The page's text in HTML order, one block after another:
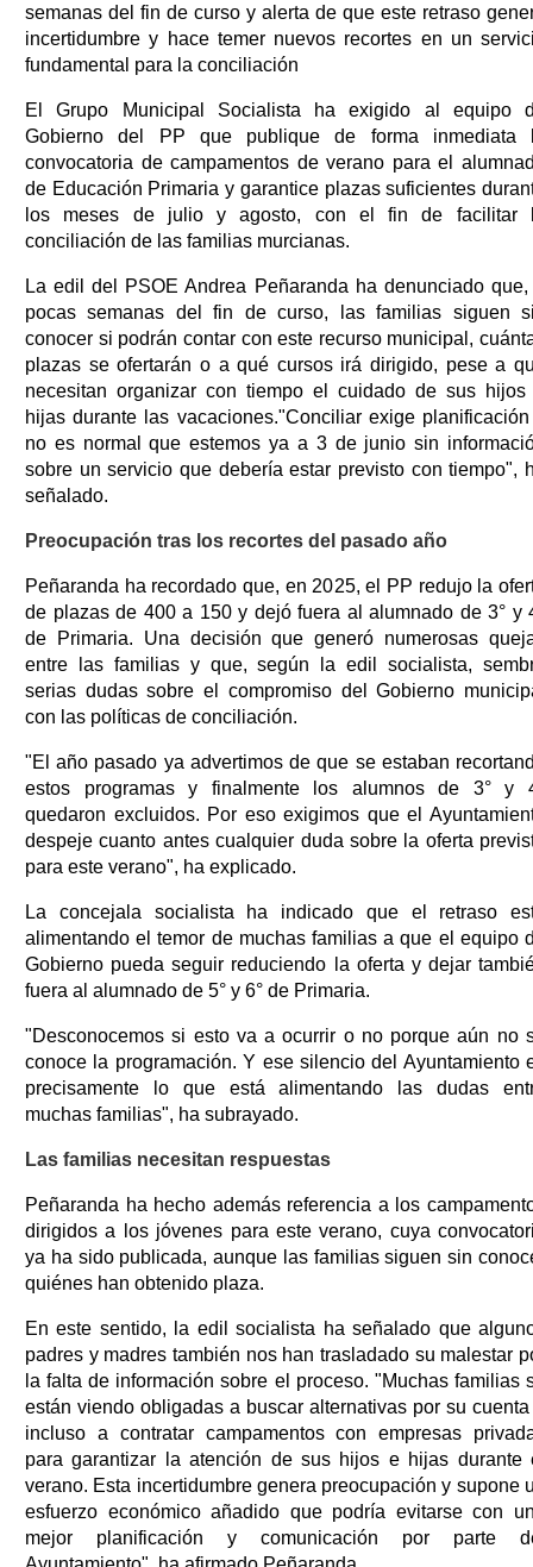
semanas del fin de curso y alerta de que este retraso
incertidumbre y hace temer nuevos recortes en un
fundamental para la conciliación
El Grupo Municipal Socialista ha exigido al equipo
Gobierno del PP que publique de forma inmediata
convocatoria de campamentos de verano para el
de Educación Primaria y garantice plazas suficientes
los meses de julio y agosto, con el fin de facilitar
conciliación de las familias murcianas.
La edil del PSOE Andrea Peñaranda ha denunciado que,
pocas semanas del fin de curso, las familias siguen
conocer si podrán contar con este recurso municipal,
plazas se ofertarán o a qué cursos irá dirigido, pese a
necesitan organizar con tiempo el cuidado de sus hijos
hijas durante las vacaciones."Conciliar exige
no es normal que estemos ya a 3 de junio sin
sobre un servicio que debería estar previsto con tiempo",
señalado.
Preocupación tras los recortes del pasado año
Peñaranda ha recordado que, en 2025, el PP redujo la
de plazas de 400 a 150 y dejó fuera al alumnado de 3° y
de Primaria. Una decisión que generó numerosas
entre las familias y que, según la edil socialista,
serias dudas sobre el compromiso del Gobierno
con las políticas de conciliación.
"El año pasado ya advertimos de que se estaban
estos programas y finalmente los alumnos de 3° y
quedaron excluidos. Por eso exigimos que el
despeje cuanto antes cualquier duda sobre la oferta
para este verano", ha explicado.
La concejala socialista ha indicado que el retraso
alimentando el temor de muchas familias a que el equipo
Gobierno pueda seguir reduciendo la oferta y dejar
fuera al alumnado de 5° y 6° de Primaria.
"Desconocemos si esto va a ocurrir o no porque aún no
conoce la programación. Y ese silencio del Ayuntamiento
precisamente lo que está alimentando las dudas
muchas familias", ha subrayado.
Las familias necesitan respuestas
Peñaranda ha hecho además referencia a los
dirigidos a los jóvenes para este verano, cuya
ya ha sido publicada, aunque las familias siguen sin
quiénes han obtenido plaza.
En este sentido, la edil socialista ha señalado que
padres y madres también nos han trasladado su malestar
la falta de información sobre el proceso. "Muchas familias
están viendo obligadas a buscar alternativas por su
incluso a contratar campamentos con empresas
para garantizar la atención de sus hijos e hijas durante
verano. Esta incertidumbre genera preocupación y supone
esfuerzo económico añadido que podría evitarse con
mejor planificación y comunicación por parte